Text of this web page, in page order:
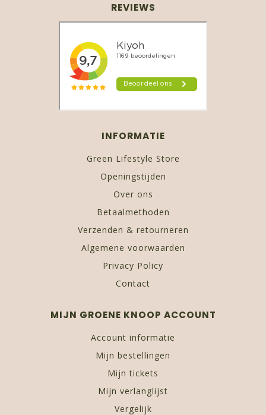
REVIEWS
INFORMATIE
Green Lifestyle Store
Openingstijden
Over ons
Betaalmethoden
Verzenden & retourneren
Algemene voorwaarden
Privacy Policy
Contact
MIJN GROENE KNOOP ACCOUNT
Account informatie
Mijn bestellingen
Mijn tickets
Mijn verlanglijst
Vergelijk